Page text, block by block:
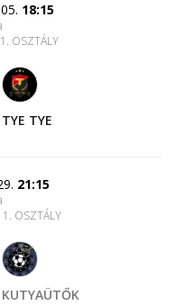
18:15
OSZTÁLY
TYE TYE
21:15
OSZTÁLY
KUTYAÜTŐK